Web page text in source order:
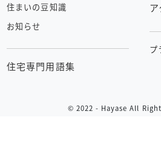
住まいの豆知識
お知らせ
住宅専門用語集
プ
© 2022 - Hayase All